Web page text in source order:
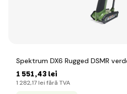
Spektrum DX6 Rugged DSMR
1 551,43 lei
1 282,17 lei fără TVA